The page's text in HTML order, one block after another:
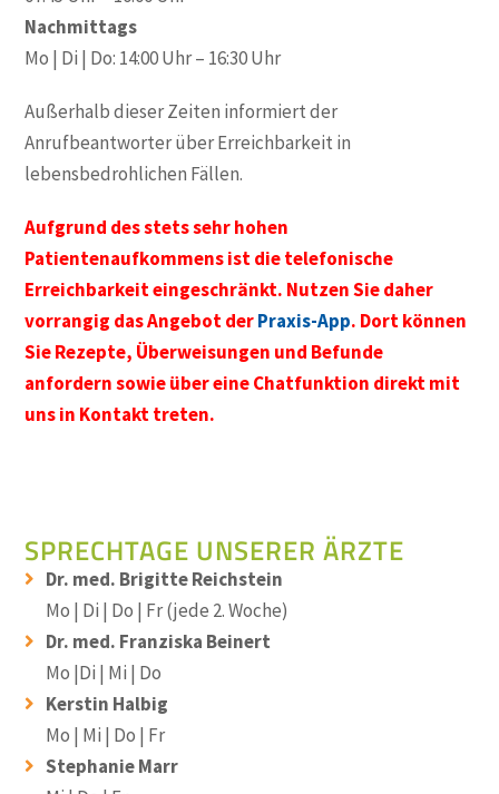
Nachmittags
Mo | Di | Do: 14:00 Uhr – 16:30 Uhr
Außerhalb dieser Zeiten informiert der
Anrufbeantworter über Erreichbarkeit in
lebensbedrohlichen Fällen.
Aufgrund des stets sehr hohen
Patientenaufkommens ist die telefonische
Erreichbarkeit eingeschränkt. Nutzen Sie daher
vorrangig das Angebot derPraxis-App. Dort können
Sie Rezepte, Überweisungen und Befunde
anfordern sowie über eine Chatfunktion direkt mit
uns in Kontakt treten.
SPRECHTAGE UNSERER ÄRZTE
Dr. med. Brigitte Reichstein
Mo | Di | Do | Fr (jede 2. Woche)
Dr. med. Franziska Beinert
Mo |Di | Mi | Do
Kerstin Halbig
Mo | Mi | Do | Fr
Stephanie Marr